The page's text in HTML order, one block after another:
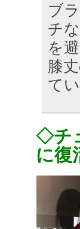
ブ
チ
を
膝
て
◇チ
に復